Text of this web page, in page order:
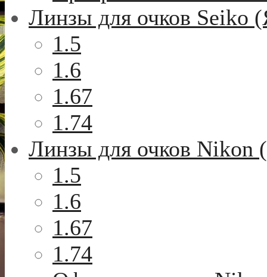
Линзы для очков Seiko
1.5
1.6
1.67
1.74
Линзы для очков Nikon
1.5
1.6
1.67
1.74